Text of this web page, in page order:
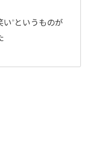
い”というものが